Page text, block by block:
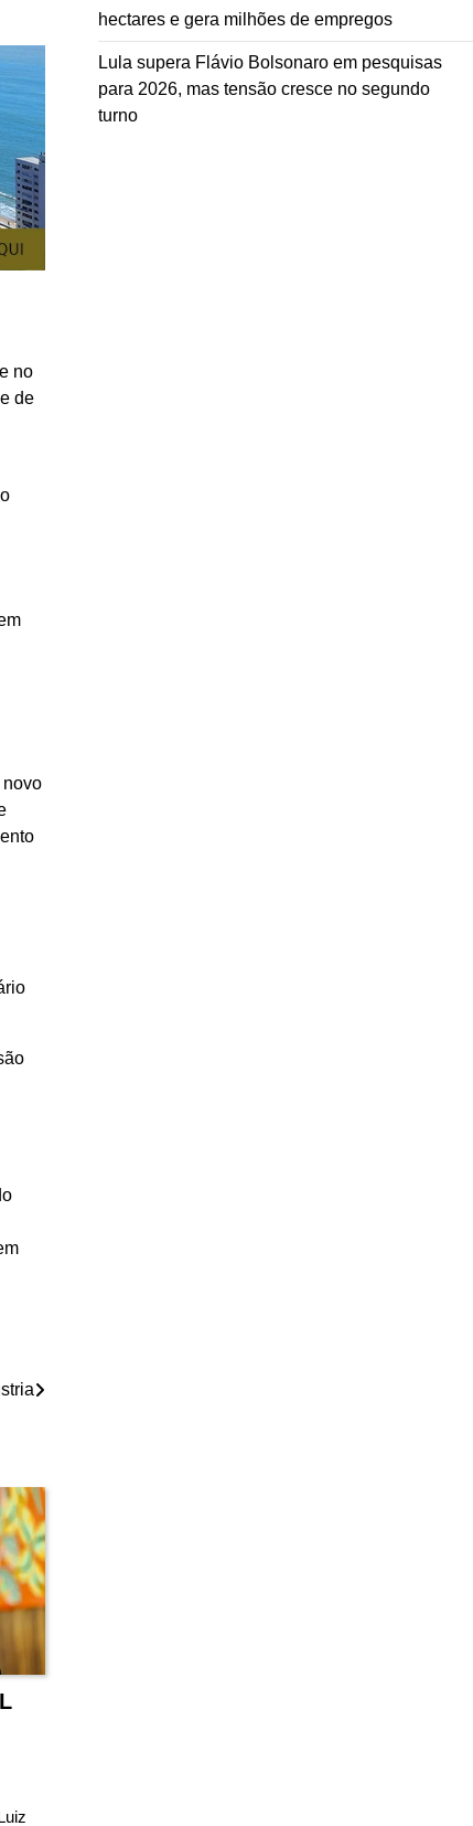
no
de
novo
hectares e gera milhões de empregos
Lula supera Flávio Bolsonaro em pesquisas
para 2026, mas tensão cresce no segundo
turno